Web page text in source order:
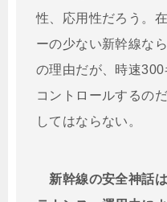
性、応用性だろう。
ーの少ない新幹線な
の理由だが、時速
コントロールするの
してはならない。
新幹線の安全神話